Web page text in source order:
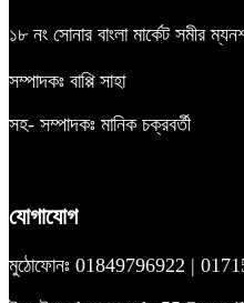
১৮ নং সোনার বাংলা মার্কেট সমীর
সম্পাদকঃ বাপ্পি সাহা
সহ- সম্পাদকঃ মানিক চক্রবর্তী
যোগাযোগ
মুঠোফোনঃ 01849796922 |